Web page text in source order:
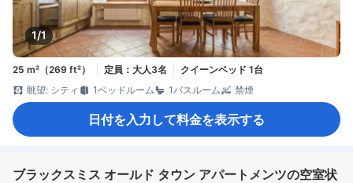
1/1
25 m²（269 ft²） 定員：大人3名
クイーンベッド 1台
眺望: シティ
1ベッドルーム 1バスルーム 禁煙
日付を入力して料金を表示する
ブラックスミス オールド タウン アパートメンツの空室状